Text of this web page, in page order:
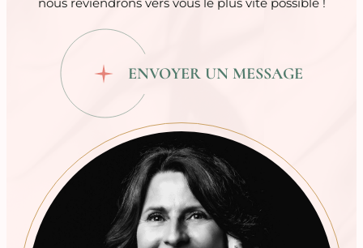
nous reviendrons vers vous le plus vite possible !
ENVOYER UN MESSAGE